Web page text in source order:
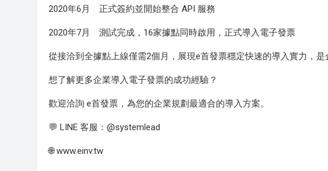
2020年6月 正式簽約並開始整合 API 服務
2020年7月 測試完成，16家據點同時啟用，正式導入電子發票
從接洽到全據點上線僅需2個月，展現e首發票穩定快速的導入實力，是
想了解更多企業導入電子發票的成功經驗？
歡迎洽詢 e首發票，為您的企業規劃最適合的導入方案。
💬 LINE 客服：@systemlead
🌐 www.einv.tw